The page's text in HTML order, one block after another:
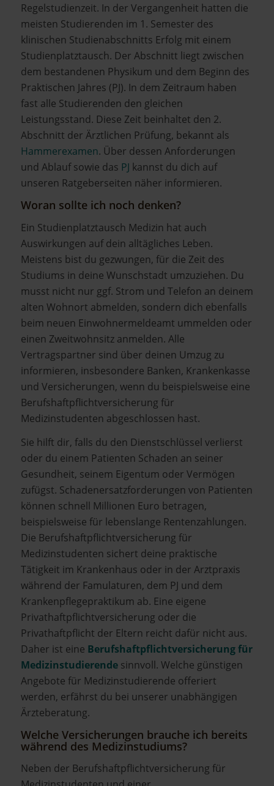
Regelstudienzeit. In der Vergangenheit hatten die
meisten Studierenden im 1. Semester des
klinischen Studienabschnitts Erfolg mit einem
Studienplatztausch. Der Abschnitt liegt zwischen
dem bestandenen Physikum und dem Beginn des
Praktischen Jahres (PJ). In dem Zeitraum haben
fast alle Studierenden den gleichen
Leistungsstand. Diese Zeit beinhaltet den 2.
Abschnitt der Ärztlichen Prüfung, bekannt als
Hammerexamen. Über dessen Anforderungen
und Ablauf sowie das PJ kannst du dich auf
unseren Ratgeberseiten näher informieren.
Woran sollte ich noch denken?
Ein Studienplatztausch Medizin hat auch
Auswirkungen auf dein alltägliches Leben.
Meistens bist du gezwungen, für die Zeit des
Studiums in deine Wunschstadt umzuziehen. Du
musst nicht nur ggf. Strom und Telefon an deinem
alten Wohnort abmelden, sondern dich ebenfalls
beim neuen Einwohnermeldeamt ummelden oder
einen Zweitwohnsitz anmelden. Alle
Vertragspartner sind über deinen Umzug zu
informieren, insbesondere Banken, Krankenkasse
und Versicherungen, wenn du beispielsweise eine
Berufshaftpflichtversicherung für
Medizinstudenten abgeschlossen hast.
Sie hilft dir, falls du den Dienstschlüssel verlierst
oder du einem Patienten Schaden an seiner
Gesundheit, seinem Eigentum oder Vermögen
zufügst. Schadenersatzforderungen von Patienten
können schnell Millionen Euro betragen,
beispielsweise für lebenslange Rentenzahlungen.
Die Berufshaftpflichtversicherung für
Medizinstudenten sichert deine praktische
Tätigkeit im Krankenhaus oder in der Arztpraxis
während der Famulaturen, dem PJ und dem
Krankenpflegepraktikum ab. Eine eigene
Privathaftpflichtversicherung oder die
Privathaftpflicht der Eltern reicht dafür nicht aus.
Daher ist eine Berufshaftpflichtversicherung für
Medizinstudierendesinnvoll. Welche günstigen
Angebote für Medizinstudierende offeriert
werden, erfährst du bei unserer unabhängigen
Ärzteberatung.
Welche Versicherungen brauche ich bereits
während des Medizinstudiums?
Neben der Berufshaftpflichtversicherung für